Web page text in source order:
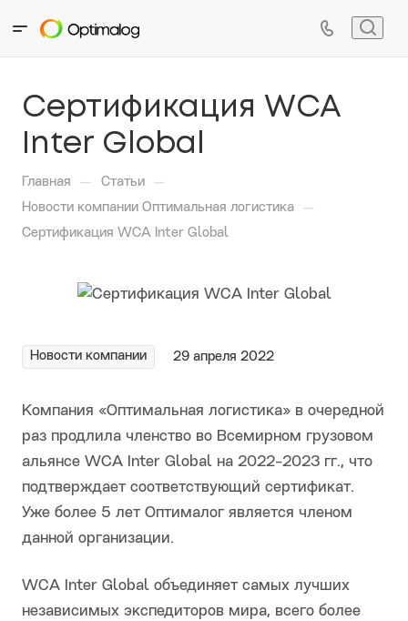
Сертификация WCA
Inter Global
Главная — Статьи —
Новости компании Оптимальная логистика —
Сертификация WCA Inter Global
Новости компании 29 апреля 2022
Компания «Оптимальная логистика» в очередной
раз продлила членство во Всемирном грузовом
альянсе WCA Inter Global на 2022-2023 гг., что
подтверждает соответствующий сертификат.
Уже более 5 лет Оптималог является членом
данной организации.
WCA Inter Global объединяет самых лучших
независимых экспедиторов мира, всего более